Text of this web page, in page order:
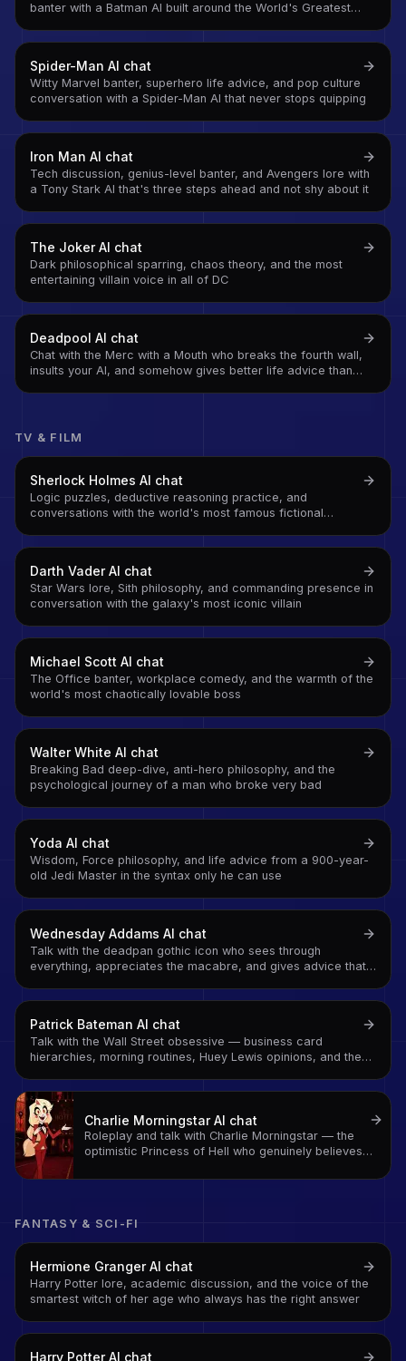
banter with a Batman AI built around the World's Greatest
Spider-Man AI chat
Witty Marvel banter, superhero life advice, and pop culture
conversation with a Spider-Man AI that never stops quipping
Iron Man AI chat
Tech discussion, genius-level banter, and Avengers lore with
a Tony Stark AI that's three steps ahead and not shy about it
The JokerAI chat
Dark philosophical sparring, chaos theory, and the most
entertaining villain voice in all of DC
Deadpool AI chat
Chat with the Merc with a Mouth who breaks the fourth wall,
insults your AI, and somehow gives better life advice than
TV & FILM
Sherlock Holmes AI chat
Logic puzzles, deductive reasoning practice, and
conversations with the world's most famous fictional
Darth VaderAI chat
Star Wars lore, Sith philosophy, and commanding presence in
conversation with the galaxy's most iconic villain
Michael Scott AI chat
The Office banter, workplace comedy, and the warmth of the
world's most chaotically lovable boss
Walter White AI chat
Breaking Bad deep-dive, anti-hero philosophy, and the
psychological journey of a man who broke very bad
Yoda AI chat
Wisdom, Force philosophy, and life advice from a 900-year-
old Jedi Master in the syntax only he can use
Wednesday Addams AI chat
Talk with the deadpan gothic icon who sees through
everything, appreciates the macabre, and gives advice that
Patrick Bateman AI chat
Talk with the Wall Street obsessive — business card
hierarchies, morning routines, Huey Lewis opinions, and the
Charlie MorningstarAI chat
Roleplay and talk with Charlie Morningstar — the
optimistic Princess of Hell who genuinely believes
FANTASY & SCI-FI
Hermione GrangerAI chat
Harry Potter lore, academic discussion, and the voice of the
smartest witch of her age who always has the right answer
Harry PotterAI chat